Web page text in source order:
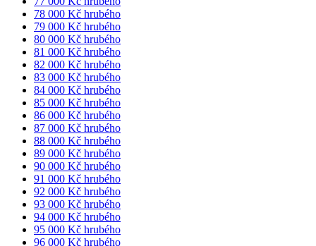
78 000 Kč hrubého
79 000 Kč hrubého
80 000 Kč hrubého
81 000 Kč hrubého
82 000 Kč hrubého
83 000 Kč hrubého
84 000 Kč hrubého
85 000 Kč hrubého
86 000 Kč hrubého
87 000 Kč hrubého
88 000 Kč hrubého
89 000 Kč hrubého
90 000 Kč hrubého
91 000 Kč hrubého
92 000 Kč hrubého
93 000 Kč hrubého
94 000 Kč hrubého
95 000 Kč hrubého
96 000 Kč hrubého